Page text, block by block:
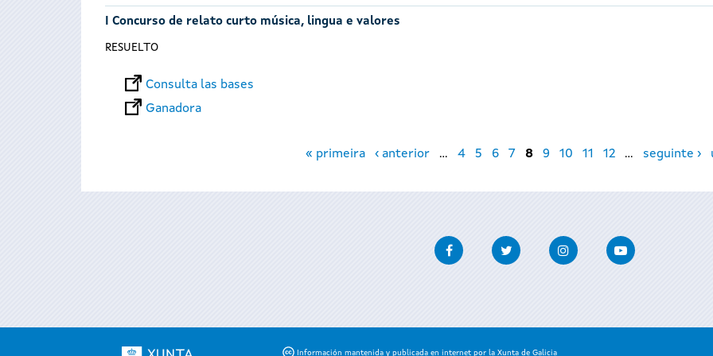
I Concurso de relato curto música, lingua e valores
RESUELTO
Consulta las bases
Ganadora
« primeira ‹ anterior … 4 5 6 7 8 9 10 11 12 … seguinte ›
FacebookTwitter InstagramYoutube
Información mantenida y publicada en internet por la Xunta de Galicia